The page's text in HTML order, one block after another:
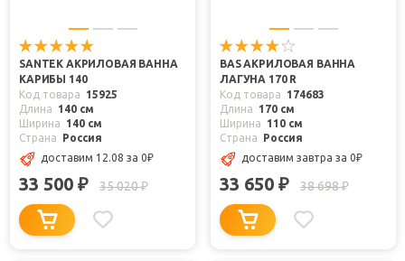
SANTEK АКРИЛОВАЯ ВАННА
КАРИБЫ 140
Код товара
15925
Длина
140 см
Ширина
140 см
Страна
Россия
доставим 12.08 за 0₽
33 500 ₽ 35 020₽
BAS АКРИЛОВАЯ ВАННА
ЛАГУНА 170 R
Код товара
174683
Длина
170 см
Ширина
110 см
Страна
Россия
доставим завтра за 0₽
33 650 ₽ 38 698₽